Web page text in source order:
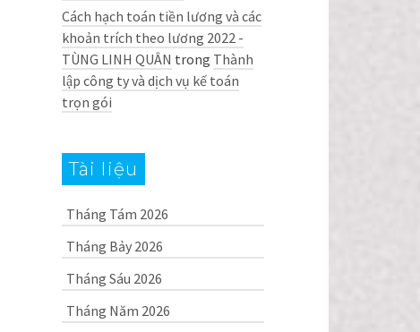
Cách hạch toán tiền lương và các
khoản trích theo lương 2022 -
TÙNG LINH QUÂN trong Thành
lập công ty và dịch vụ kế toán
trọn gói
Tài liệu
Tháng Tám 2026
Tháng Bảy 2026
Tháng Sáu 2026
Tháng Năm 2026